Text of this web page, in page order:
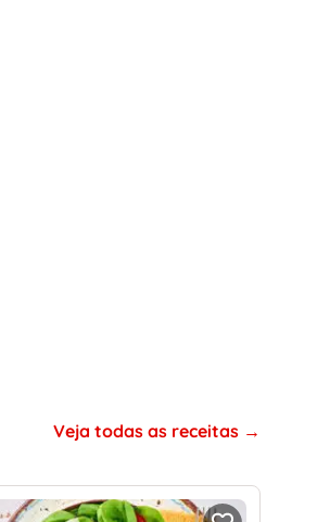
Veja todas as receitas